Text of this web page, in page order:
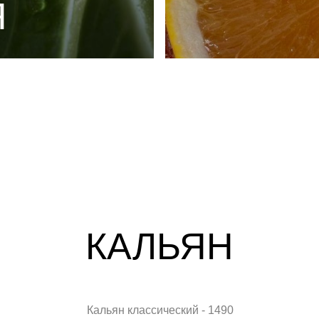
КАЛЬЯН
Кальян классический - 1490